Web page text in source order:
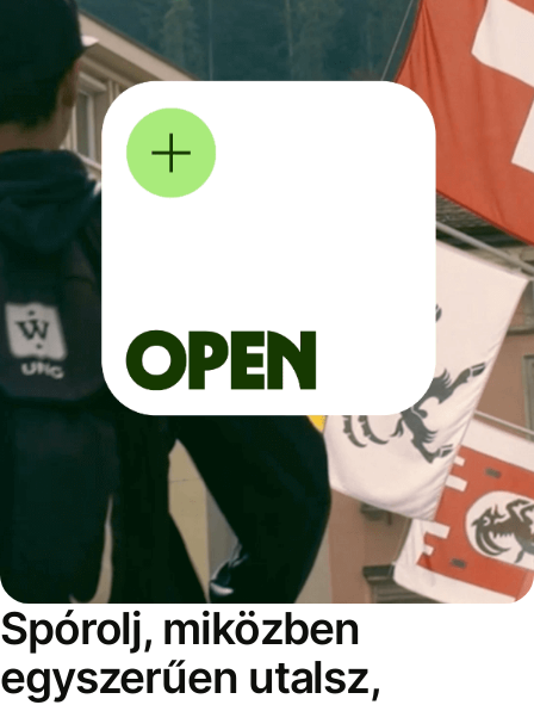
Spórolj, miközben
egyszerűen utalsz,